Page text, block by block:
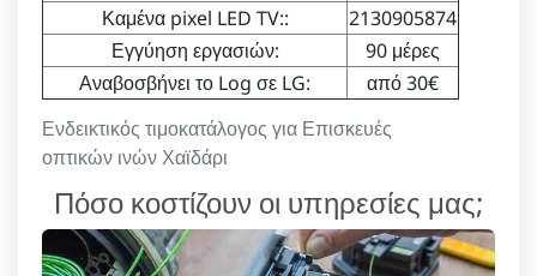
Ενδεικτικός τιμοκατάλογος για Επισκευές
οπτικών ινών Χαϊδάρι
Καμένα pixel LED TV::
2130905874
Εγγύηση εργασιών:
90 μέρες
Αναβοσβήνει το Log σε LG:
από 30€
Πόσο κοστίζουν οι υπηρεσίες μας;